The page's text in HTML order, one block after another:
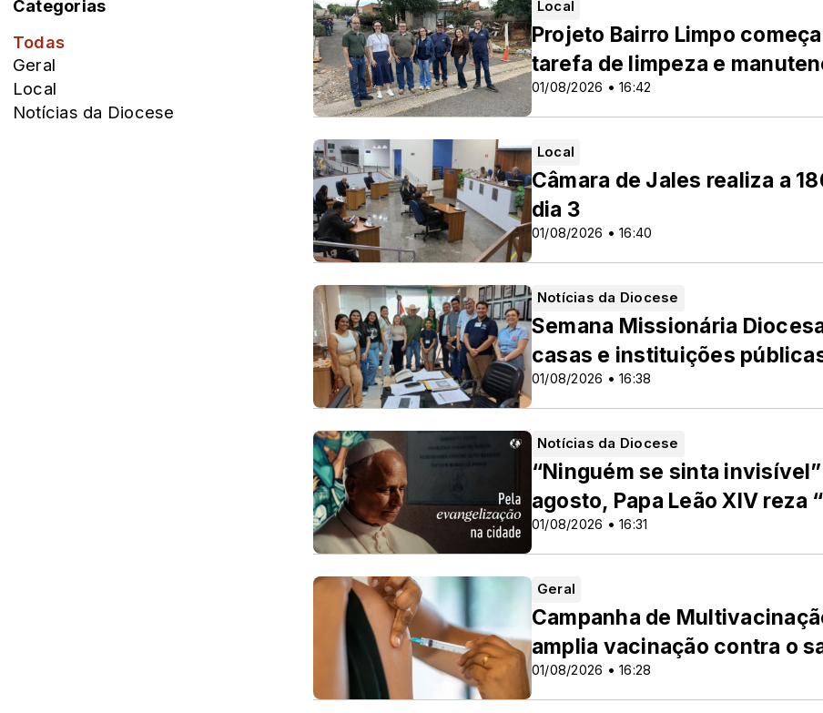
Categorias
Todas
Geral
Local
Notícias da Diocese
Local
01/08/2026 • 16:42
Projeto Bairro Limpo
tarefa de limpeza e
Local
01/08/2026 • 16:40
Câmara de Jales realiza a
dia 3
Notícias da Diocese
01/08/2026 • 16:38
Semana Missionária
casas e instituições
Notícias da Diocese
01/08/2026 • 16:31
“Ninguém se sinta
agosto, Papa Leão XIV reza
Geral
01/08/2026 • 16:28
Campanha de
amplia vacinação contra o